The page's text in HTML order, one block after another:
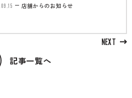
記事一覧へ
NEXT
店舗からのお知らせ